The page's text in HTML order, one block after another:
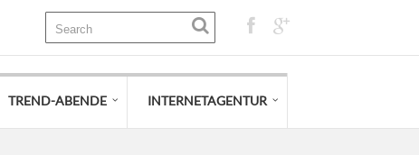
TREND-ABENDE INTERNETAGENTUR